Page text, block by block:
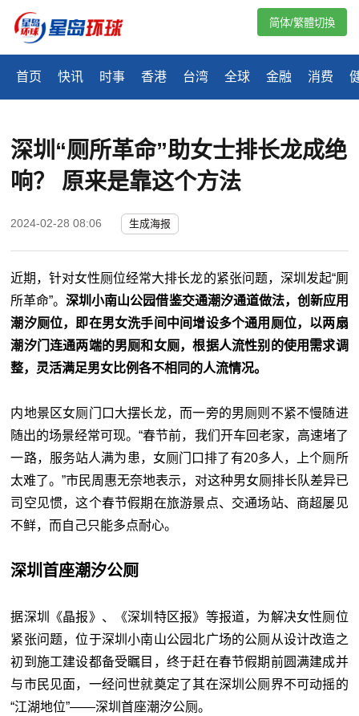
首页 快讯 时事 香港 台湾 全球 金融 消费
简体/繁體切換
深圳“厕所革命”助女士排长龙成绝
响？ 原来是靠这个方法
2024-02-28 08:06 生成海报
近期，针对女性厕位经常大排长龙的紧张问题，深圳发起“厠
所革命”。深圳小南山公园借鉴交通潮汐通道做法，创新应用
潮汐厕位，即在男女洗手间中间增设多个通用厕位，以两扇
潮汐门连通两端的男厕和女厕，根据人流性别的使用需求调
整，灵活满足男女比例各不相同的人流情况。
内地景区女厕门口大摆长龙，而一旁的男厕则不紧不慢随进
随出的场景经常可现。“春节前，我们开车回老家，高速堵了
一路，服务站人满为患，女厕门口排了有20多人，上个厕所
太难了。”市民周惠无奈地表示，对这种男女厕排长队差异已
司空见惯，这个春节假期在旅游景点、交通场站、商超屡见
不鲜，而自己只能多点耐心。
深圳首座潮汐公厕
据深圳《晶报》、《深圳特区报》等报道，为解决女性厕位
紧张问题，位于深圳小南山公园北广场的公厕从设计改造之
初到施工建设都备受瞩目，终于赶在春节假期前圆满建成并
与市民见面，一经问世就奠定了其在深圳公厕界不可动摇的
“江湖地位”——深圳首座潮汐公厕。